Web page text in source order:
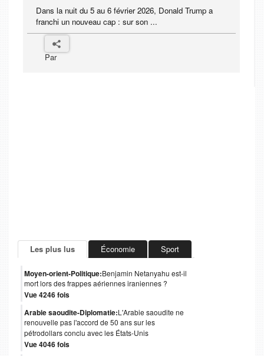
Dans la nuit du 5 au 6 février 2026, Donald Trump a
franchi un nouveau cap : sur son ...
Par
Les plus lus Économie Sport
Moyen-orient-Politique:Benjamin Netanyahu est-il
mort lors des frappes aériennes iraniennes ?
Vue 4246 fois
Arabie saoudite-Diplomatie:L'Arabie saoudite ne
renouvelle pas l'accord de 50 ans sur les
pétrodollars conclu avec les États-Unis
Vue 4046 fois